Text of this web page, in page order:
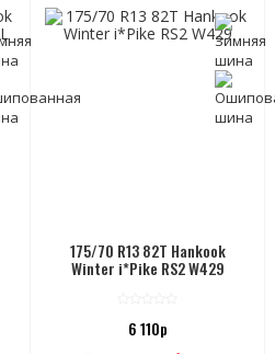
175/70 R13 82T Hankook
Winter i*Pike RS2 W429
6 110р